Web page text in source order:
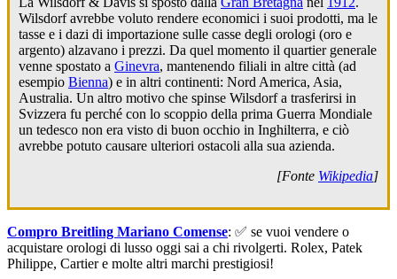
Wilsdorf avrebbe voluto rendere economici i suoi prodotti, ma le
tasse e i dazi di importazione sulle casse degli orologi (oro e
argento) alzavano i prezzi. Da quel momento il quartier generale
venne spostato a Ginevra, mantenendo filiali in altre città (ad
esempio Bienna) e in altri continenti: Nord America, Asia,
Australia. Un altro motivo che spinse Wilsdorf a trasferirsi in
Svizzera fu perché con lo scoppio della prima Guerra Mondiale
un tedesco non era visto di buon occhio in Inghilterra, e ciò
avrebbe potuto causare ulteriori ostacoli alla sua azienda.
[Fonte Wikipedia]
Compro Breitling Mariano Comense: ✅ se vuoi vendere o
acquistare orologi di lusso oggi sai a chi rivolgerti. Rolex, Patek
Philippe, Cartier e molte altri marchi prestigiosi!